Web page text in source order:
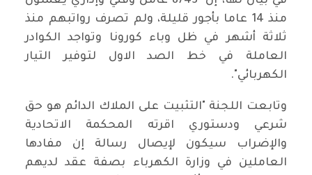
منذ 14 عاما بأجور قليلة، ولم تصرف رواتبهم منذ
ثلاثة أشهر في ظل وباء كورونا وتواجد الكوادر
العاملة في خط الصد الاول لتوفير التيار
الكهربائي".
وتابعت اللجنة "التثبيت على الملاك الدائم هو حق
شرعي ودستوري اقرته المحكمة الاتحادية
والإضراب سيكون لإيصال رسالة إن مفادها
العاملين في وزارة الكهرباء بصفة عقد لديهم